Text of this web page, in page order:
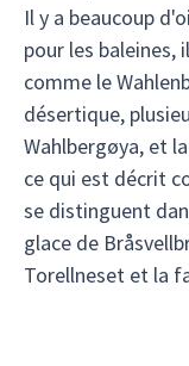
Il y a beaucoup
pour les baleines,
comme le
désertique,
Wahlbergøya, et
ce qui est décrit
se distinguent
glace de
Torellneset et la